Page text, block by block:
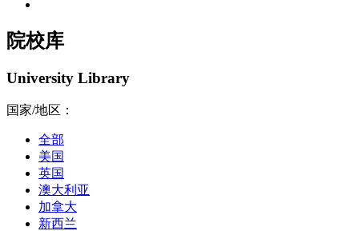
院校库
University Library
国家/地区：
全部
美国
英国
澳大利亚
加拿大
新西兰